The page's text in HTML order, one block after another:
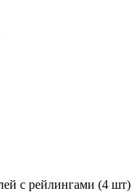
с рейлингами (4 шт)